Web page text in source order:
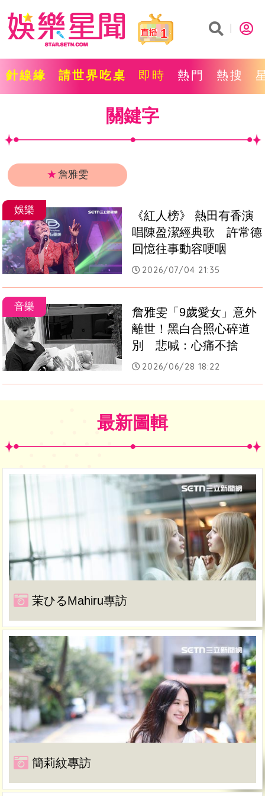
1
針線緣 請世界吃桌 即時 熱門 熱搜
關鍵字
★詹雅雯
娛樂
《紅人榜》 熱田有香演
唱陳盈潔經典歌　許常德
回憶往事動容哽咽
2026/07/04 21:35
音樂
詹雅雯「9歲愛女」意外
離世！黑白合照心碎道
別　悲喊：心痛不捨
2026/06/28 18:22
最新圖輯
茉ひるMahiru專訪
簡莉紋專訪